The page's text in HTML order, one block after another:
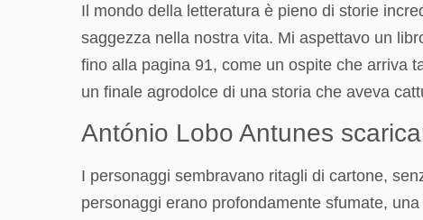
Il mondo della letteratura è pieno di storie
saggezza nella nostra vita. Mi aspettavo un
fino alla pagina 91, come un ospite che arriva
un finale agrodolce di una storia che aveva
António Lobo Antunes
I personaggi sembravano ritagli di cartone,
personaggi erano profondamente sfumate,